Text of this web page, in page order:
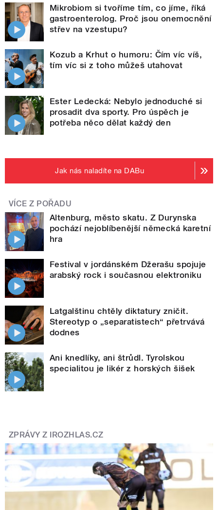
Mikrobiom si tvoříme tím, co jíme, říká
gastroenterolog. Proč jsou onemocnění
střev na vzestupu?
Kozub a Krhut o humoru: Čím víc víš,
tím víc si z toho můžeš utahovat
Ester Ledecká: Nebylo jednoduché si
prosadit dva sporty. Pro úspěch je
potřeba něco dělat každý den
Jak nás naladíte na DABu
VÍCE Z POŘADU
Altenburg, město skatu. Z Durynska
pochází nejoblíbenější německá karetní
hra
Festival v jordánském Džerašu spojuje
arabský rock i současnou elektroniku
Latgalštinu chtěly diktatury zničit.
Stereotyp o „separatistech“ přetrvává
dodnes
Ani knedlíky, ani štrůdl. Tyrolskou
specialitou je likér z horských šišek
ZPRÁVY Z IROZHLAS.CZ